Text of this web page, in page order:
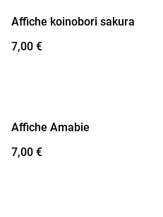
Affiche koinobori sakura
7,00 €
Affiche Amabie
7,00 €